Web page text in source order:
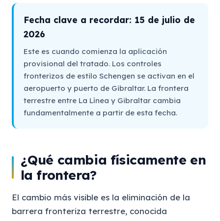
Fecha clave a recordar: 15 de julio de
2026
Este es cuando comienza la aplicación
provisional del tratado. Los controles
fronterizos de estilo Schengen se activan en el
aeropuerto y puerto de Gibraltar. La frontera
terrestre entre La Línea y Gibraltar cambia
fundamentalmente a partir de esta fecha.
¿Qué cambia físicamente en
la frontera?
El cambio más visible es la eliminación de la
barrera fronteriza terrestre, conocida